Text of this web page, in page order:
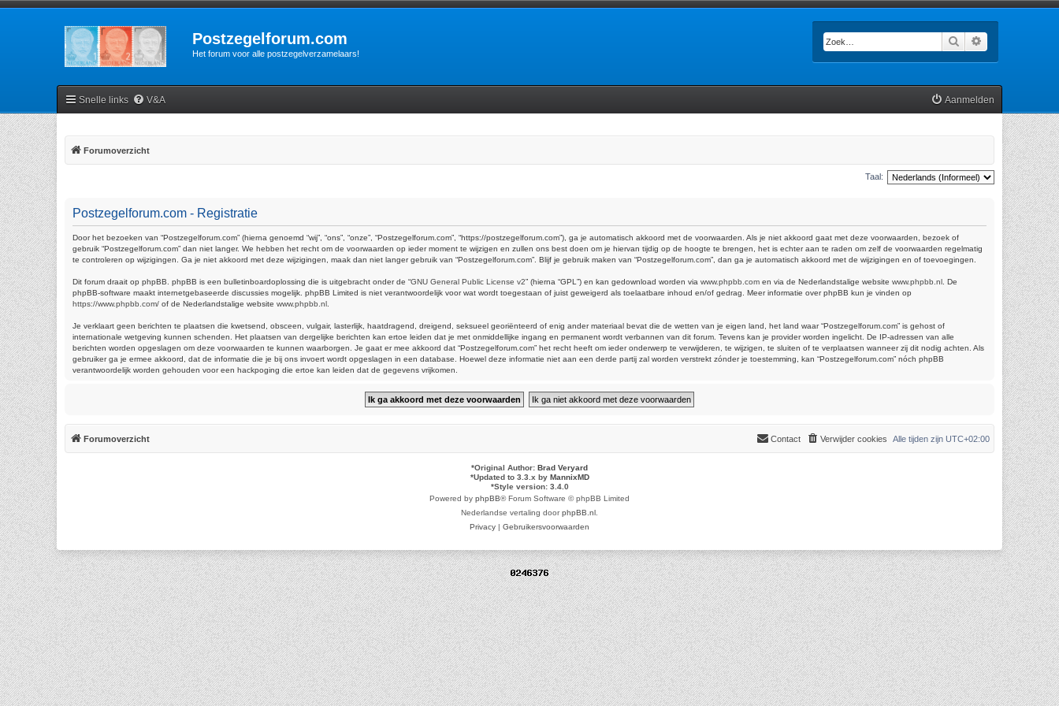
Postzegelforum.com
Het forum voor alle postzegelverzamelaars!
Zoek
Snelle links V&A Aanmelden
Forumoverzicht
Taal:
Postzegelforum.com - Registratie
Door het bezoeken van “Postzegelforum.com” (hierna genoemd “wij”, “ons”, “onze”, “Postzegelforum.com”, “https://postzegelforum.com”), ga je automatisch akkoord met de voorwaarden. Als je niet akkoord gaat met deze voorwaarden, bezoek of
gebruik “Postzegelforum.com” dan niet langer. We hebben het recht om de voorwaarden op ieder moment te wijzigen en zullen ons best doen om je hiervan tijdig op de hoogte te brengen, het is echter aan te raden om zelf de voorwaarden regelmatig
te controleren op wijzigingen. Ga je niet akkoord met deze wijzigingen, maak dan niet langer gebruik van “Postzegelforum.com”. Blijf je gebruik maken van “Postzegelforum.com”, dan ga je automatisch akkoord met de wijzigingen en of toevoegingen.
Dit forum draait op phpBB. phpBB is een bulletinboardoplossing die is uitgebracht onder de “GNU General Public License v2” (hierna “GPL”) en kan gedownload worden via www.phpbb.com en via de Nederlandstalige website www.phpbb.nl . De
phpBB-software maakt internetgebaseerde discussies mogelijk. phpBB Limited is niet verantwoordelijk voor wat wordt toegestaan of juist geweigerd als toelaatbare inhoud en/of gedrag. Meer informatie over phpBB kun je vinden op
https://www.phpbb.com/ of de Nederlandstalige website www.phpbb.nl
Je verklaart geen berichten te plaatsen die kwetsend, obsceen, vulgair, lasterlijk, haatdragend, dreigend, seksueel georiënteerd of enig ander materiaal bevat die de wetten van je eigen land, het land waar “Postzegelforum.com” is gehost of
internationale wetgeving kunnen schenden. Het plaatsen van dergelijke berichten kan ertoe leiden dat je met onmiddellijke ingang en permanent wordt verbannen van dit forum. Tevens kan je provider worden ingelicht. De IP-adressen van alle
berichten worden opgeslagen om deze voorwaarden te kunnen waarborgen. Je gaat er mee akkoord dat “Postzegelforum.com” het recht heeft om ieder onderwerp te verwijderen, te wijzigen, te sluiten of te verplaatsen wanneer zij dit nodig achten. Als
gebruiker ga je ermee akkoord, dat de informatie die je bij ons invoert wordt opgeslagen in een database. Hoewel deze informatie niet aan een derde partij zal worden verstrekt zónder je toestemming, kan “Postzegelforum.com” nóch phpBB
verantwoordelijk worden gehouden voor een hackpoging die ertoe kan leiden dat de gegevens vrijkomen.
Forumoverzicht Alle tijden zijn UTC+02:00
Verwijder cookies
Contact
*Original Author: Brad Veryard
*Updated to 3.3.x by MannixMD
*Style version: 3.4.0
Powered by phpBB® Forum Software © phpBB Limited
Nederlandse vertaling doorphpBB.nl
Privacy | Gebruikersvoorwaarden